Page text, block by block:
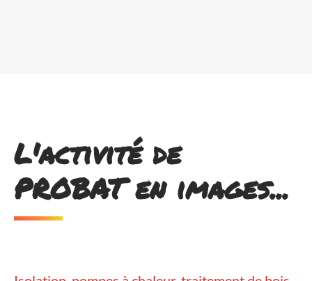
L'activité de
PROBAT en images...